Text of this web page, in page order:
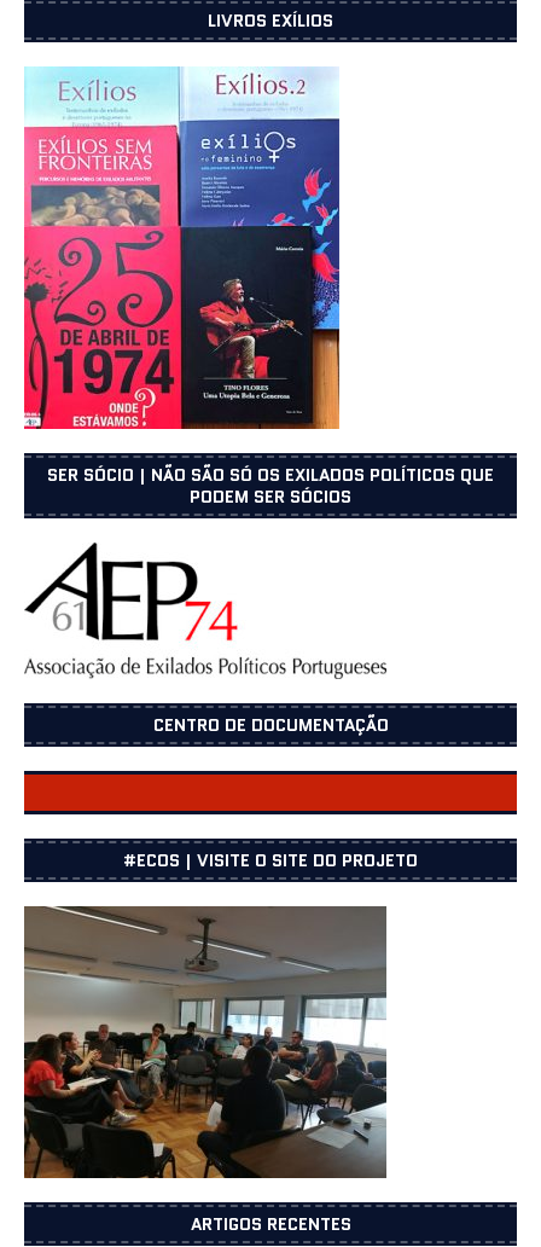
LIVROS EXÍLIOS
SER SÓCIO | NÃO SÃO SÓ OS EXILADOS POLÍTICOS QUE
PODEM SER SÓCIOS
CENTRO DE DOCUMENTAÇÃO
CENTRO DOCUMENTAÇÃO
#ECOS | VISITE O SITE DO PROJETO
ARTIGOS RECENTES